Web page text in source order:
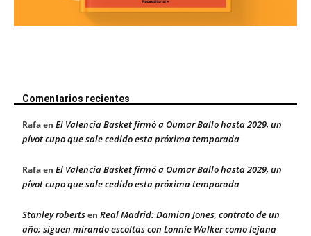
Comentarios recientes
Rafaen El Valencia Basket firmó a Oumar Ballo hasta 2029, un
pívot cupo que sale cedido esta próxima temporada
Rafaen El Valencia Basket firmó a Oumar Ballo hasta 2029, un
pívot cupo que sale cedido esta próxima temporada
Stanley robertsen Real Madrid: Damian Jones, contrato de un
año; siguen mirando escoltas con Lonnie Walker como lejana